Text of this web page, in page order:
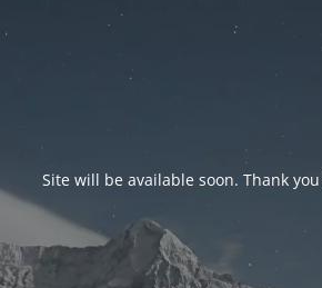
Site will be available soon. Thank